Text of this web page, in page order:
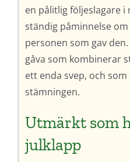
en pålitlig följeslagare i
ständig påminnelse
personen som gav
gåva som kombinerar
ett enda svep, och
stämningen.
Utmärkt som
julklapp